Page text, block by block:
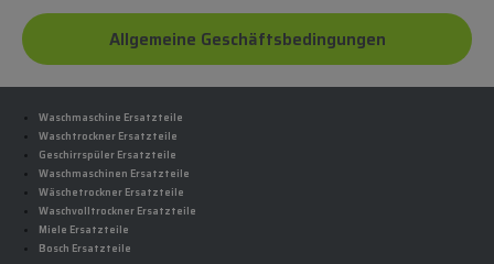
Allgemeine Geschäftsbedingungen
Waschmaschine Ersatzteile
Waschtrockner Ersatzteile
Geschirrspüler Ersatzteile
Waschmaschinen Ersatzteile
Wäschetrockner Ersatzteile
Waschvolltrockner Ersatzteile
Miele Ersatzteile
Bosch Ersatzteile